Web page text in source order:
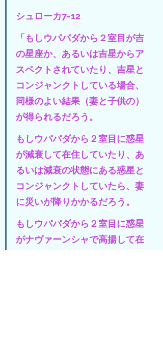
シュローカ7-12
「もしウパパダから２室目が吉
の星座か、あるいは吉星からア
スペクトされていたり、吉星と
コンジャンクトしている場合、
同様のよい結果（妻と子供の）
が得られるだろう。
もしウパパダから２室目に惑星
が減衰して在住していたり、あ
るいは減衰の状態にある惑星と
コンジャンクトしていたら、妻
に災いが降りかかるだろう。
もしウパパダから２室目に惑星
がナヴァーンシャで高揚して在